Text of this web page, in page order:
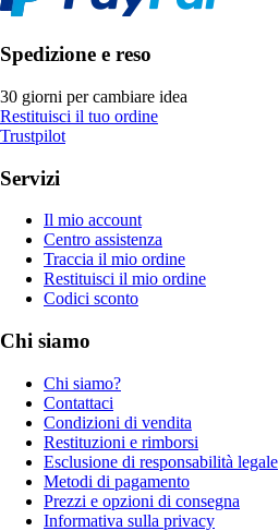
Spedizione e reso
30 giorni per cambiare idea
Restituisci il tuo ordine
Trustpilot
Servizi
Il mio account
Centro assistenza
Traccia il mio ordine
Restituisci il mio ordine
Codici sconto
Chi siamo
Chi siamo?
Contattaci
Condizioni di vendita
Restituzioni e rimborsi
Esclusione di responsabilità legale
Metodi di pagamento
Prezzi e opzioni di consegna
Informativa sulla privacy